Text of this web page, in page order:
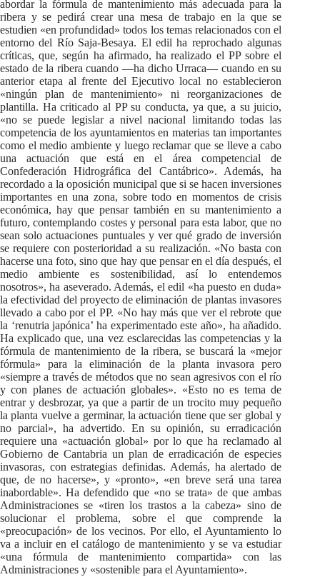
abordar la fórmula de mantenimiento más adecuada para la
ribera y se pedirá crear una mesa de trabajo en la que se
estudien «en profundidad» todos los temas relacionados con el
entorno del Río Saja-Besaya. El edil ha reprochado algunas
críticas, que, según ha afirmado, ha realizado el PP sobre el
estado de la ribera cuando —ha dicho Urraca— cuando en su
anterior etapa al frente del Ejecutivo local no establecieron
«ningún plan de mantenimiento» ni reorganizaciones de
plantilla. Ha criticado al PP su conducta, ya que, a su juicio,
«no se puede legislar a nivel nacional limitando todas las
competencia de los ayuntamientos en materias tan importantes
como el medio ambiente y luego reclamar que se lleve a cabo
una actuación que está en el área competencial de
Confederación Hidrográfica del Cantábrico». Además, ha
recordado a la oposición municipal que si se hacen inversiones
importantes en una zona, sobre todo en momentos de crisis
económica, hay que pensar también en su mantenimiento a
futuro, contemplando costes y personal para esta labor, que no
sean solo actuaciones puntuales y ver qué grado de inversión
se requiere con posterioridad a su realización. «No basta con
hacerse una foto, sino que hay que pensar en el día después, el
medio ambiente es sostenibilidad, así lo entendemos
nosotros», ha aseverado. Además, el edil «ha puesto en duda»
la efectividad del proyecto de eliminación de plantas invasores
llevado a cabo por el PP. «No hay más que ver el rebrote que
la ‘renutria japónica’ ha experimentado este año», ha añadido.
Ha explicado que, una vez esclarecidas las competencias y la
fórmula de mantenimiento de la ribera, se buscará la «mejor
fórmula» para la eliminación de la planta invasora pero
«siempre a través de métodos que no sean agresivos con el río
y con planes de actuación globales». «Esto no es tema de
entrar y desbrozar, ya que a partir de un trocito muy pequeño
la planta vuelve a germinar, la actuación tiene que ser global y
no parcial», ha advertido. En su opinión, su erradicación
requiere una «actuación global» por lo que ha reclamado al
Gobierno de Cantabria un plan de erradicación de especies
invasoras, con estrategias definidas. Además, ha alertado de
que, de no hacerse», y «pronto», «en breve será una tarea
inabordable». Ha defendido que «no se trata» de que ambas
Administraciones se «tiren los trastos a la cabeza» sino de
solucionar el problema, sobre el que comprende la
«preocupación» de los vecinos. Por ello, el Ayuntamiento lo
va a incluir en el catálogo de mantenimiento y se va estudiar
«una fórmula de mantenimiento compartida» con las
Administraciones y «sostenible para el Ayuntamiento».